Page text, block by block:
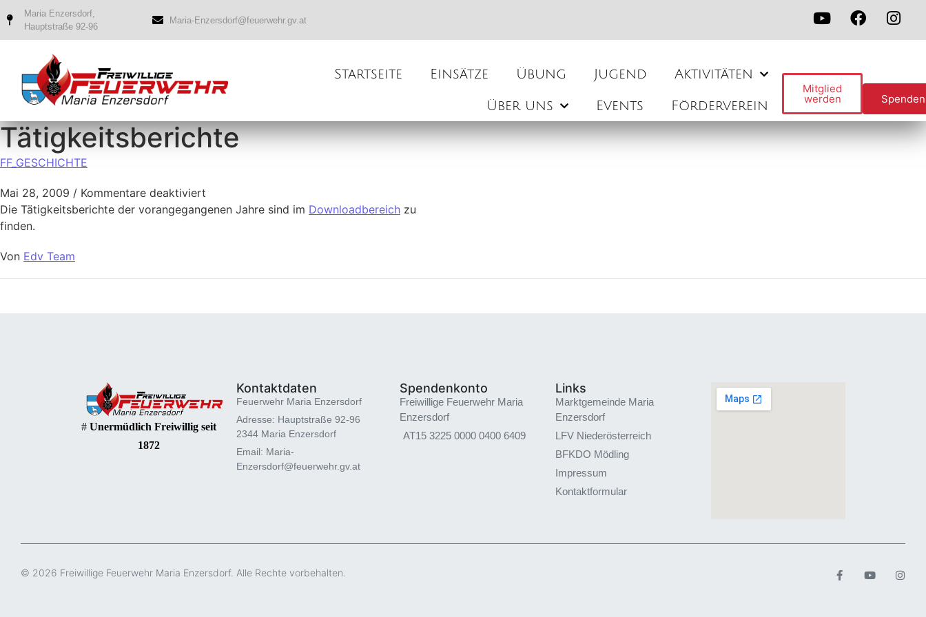
Maria Enzersdorf,
Hauptstraße 92-96
Maria-Enzersdorf@feuerwehr.gv.at
Startseite Einsätze Übung Jugend Aktivitäten
Über uns Events Förderverein
Mitglied
werden Spenden
Tätigkeitsberichte
FF_GESCHICHTE
Mai 28, 2009 / Kommentare deaktiviert
Die Tätigkeitsberichte der vorangegangenen Jahre sind im Downloadbereich zu
finden.
Von Edv Team
# Unermüdlich Freiwillig seit
1872
Kontaktdaten
Feuerwehr Maria Enzersdorf
Adresse: Hauptstraße 92-96
2344 Maria Enzersdorf
Email: Maria-
Enzersdorf@feuerwehr.gv.at
Spendenkonto
Freiwillige Feuerwehr Maria
Enzersdorf
AT15 3225 0000 0400 6409
Links
Marktgemeinde Maria
Enzersdorf
LFV Niederösterreich
BFKDO Mödling
Impressum
Kontaktformular
© 2026 Freiwillige Feuerwehr Maria Enzersdorf. Alle Rechte vorbehalten.